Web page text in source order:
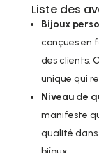
Liste des
Bijoux
conçues en
des clients.
unique qui
Niveau de
manifeste
qualité